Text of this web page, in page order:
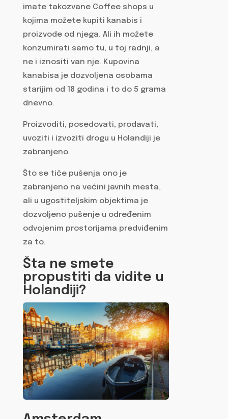
imate takozvane Coffee shops u
kojima možete kupiti kanabis i
proizvode od njega. Ali ih možete
konzumirati samo tu, u toj radnji, a
ne i iznositi van nje. Kupovina
kanabisa je dozvoljena osobama
starijim od 18 godina i to do 5 grama
dnevno.
Proizvoditi, posedovati, prodavati,
uvoziti i izvoziti drogu u Holandiji je
zabranjeno.
Što se tiče pušenja ono je
zabranjeno na većini javnih mesta,
ali u ugostiteljskim objektima je
dozvoljeno pušenje u određenim
odvojenim prostorijama predviđenim
za to.
Šta ne smete
propustiti da vidite u
Holandiji?